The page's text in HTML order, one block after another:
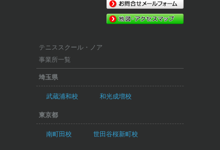
テニススクール・ノア
事業所一覧
埼玉県
武蔵浦和校 和光成増校
東京都
南町田校 世田谷桜新町校